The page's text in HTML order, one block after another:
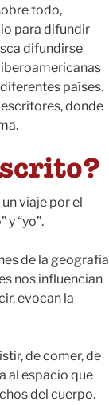
todo,
para difundir
difundirse
países.
escritores, donde
viaje por el
“yo”.
de la geografía
nos influencian
evocan la
de comer, de
al espacio que
del cuerpo.